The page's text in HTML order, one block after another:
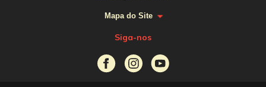
Mapa do Site
Siga-nos